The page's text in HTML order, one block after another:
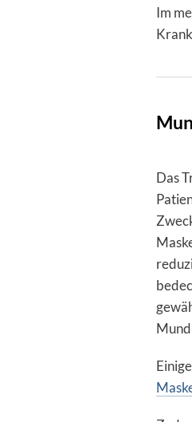
Im
Das